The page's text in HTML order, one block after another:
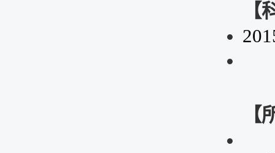
【
【